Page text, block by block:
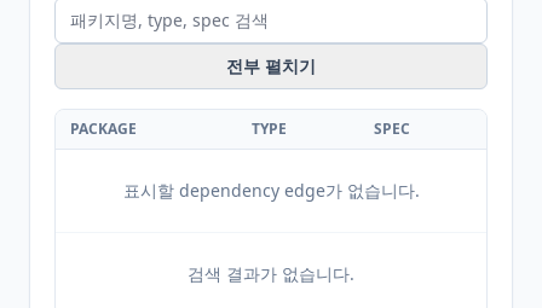
전부 펼치기
PACKAGE TYPE SPEC
표시할 dependency edge가 없습니다.
검색 결과가 없습니다.